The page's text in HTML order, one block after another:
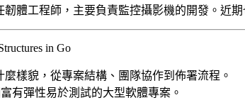
韌體工程師，主要負責監控攝影機的開發。近
in Go
樣貌，從專案結構、團隊協作到佈署流程。
有彈性易於測試的大型軟體專案。